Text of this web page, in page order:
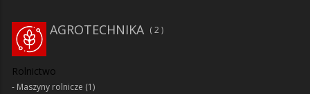
AGROTECHNIKA 2
Rolnictwo
Maszyny rolnicze (1)